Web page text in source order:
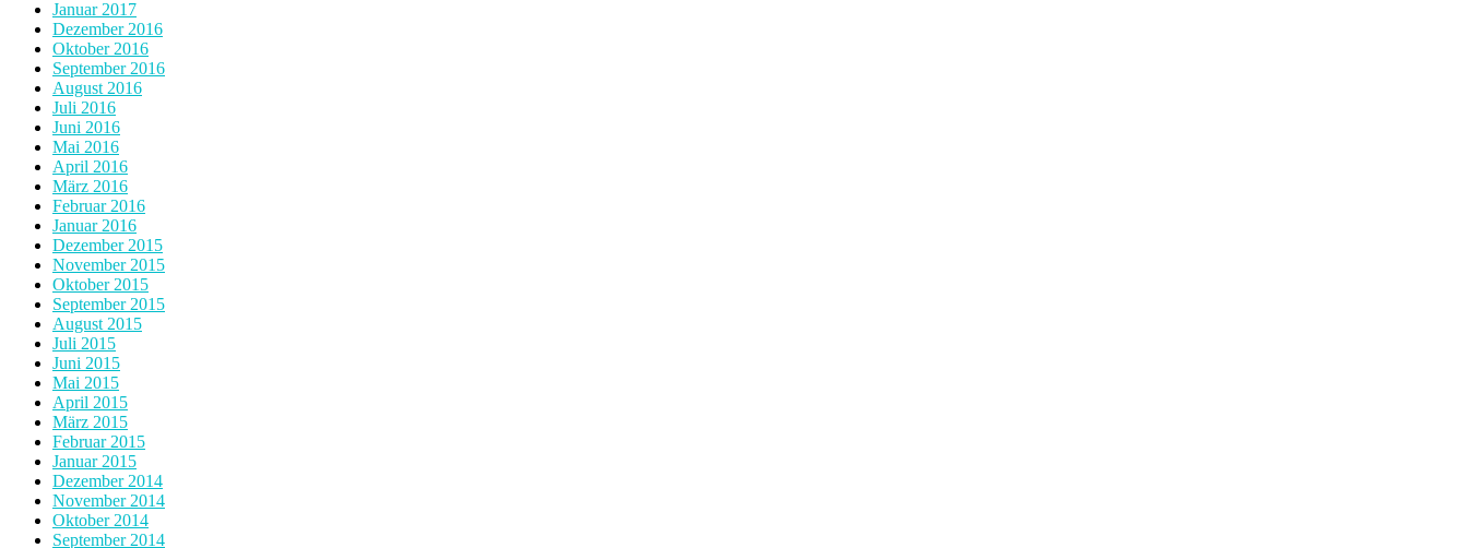
Januar 2017
Dezember 2016
Oktober 2016
September 2016
August 2016
Juli 2016
Juni 2016
Mai 2016
April 2016
März 2016
Februar 2016
Januar 2016
Dezember 2015
November 2015
Oktober 2015
September 2015
August 2015
Juli 2015
Juni 2015
Mai 2015
April 2015
März 2015
Februar 2015
Januar 2015
Dezember 2014
November 2014
Oktober 2014
September 2014